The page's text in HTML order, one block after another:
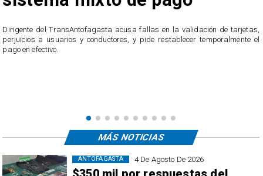
​Dirigente del TransAntofagasta acusa fallas en la validación de tarjetas,
perjuicios a usuarios y conductores, y pide restablecer temporalmente el
pago en efectivo.
4 De Agosto De 2026
ANTOFAGASTA
MÁS NOTICIAS